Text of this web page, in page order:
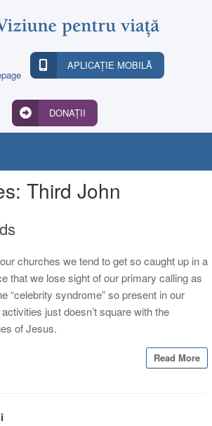
APLICAȚIE MOBILĂ
DONAȚII
Third John
churches we tend to get so caught up in a
that we lose sight of our primary calling as
“celebrity syndrome” so present in our
just doesn’t square with the
of Jesus.
Read More